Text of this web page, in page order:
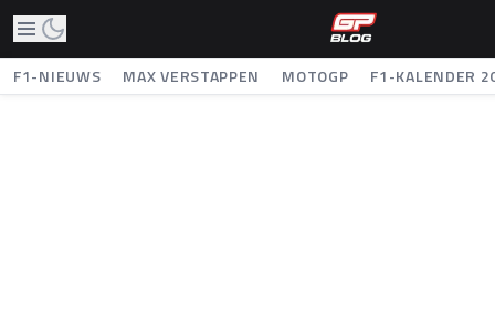
F1-NIEUWS MAX VERSTAPPEN MOTOGP F1-KALENDER